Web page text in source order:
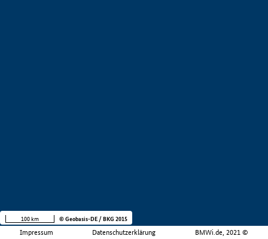
Impressum Datenschutzerklärung BMWi.de, 2021 ©
100 km © Geobasis-DE / BKG 2015